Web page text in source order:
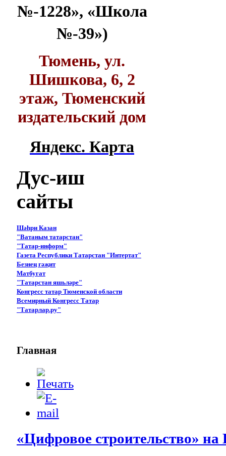
№-1228», «Школа
№-39»)
Тюмень, ул.
Шишкова, 6, 2
этаж, Тюменский
издательский дом
Яндекс. Карта
Дус-иш
сайты
Шәһри Казан
"Ватаным татарстан"
"Татар-информ"
Газета Республики Татарстан "Интертат"
Безнең гәҗит
Матбугат
"Татарстан яшьләре"
Конгресс татар Тюменской области
Всемирный Конгресс Татар
"Татарлар.ру"
Главная
«Цифровое строительство» на